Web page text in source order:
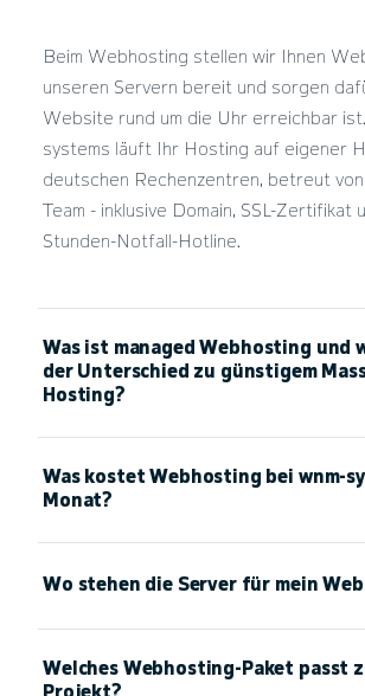
Beim Webhosting stellen wir Ihnen
unseren Servern bereit und sorgen
Website rund um die Uhr erreichbar
systems läuft Ihr Hosting auf eigener
deutschen Rechenzentren, betreut
Team - inklusive Domain, SSL-Zertifikat
Stunden-Notfall-Hotline.
Was ist managed Webhosting und
der Unterschied zu günstigem
Hosting?
Was kostet Webhosting bei wnm-
Monat?
Wo stehen die Server für mein
Welches Webhosting-Paket passt